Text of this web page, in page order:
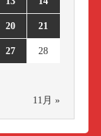
20 21
27 28
11月 »